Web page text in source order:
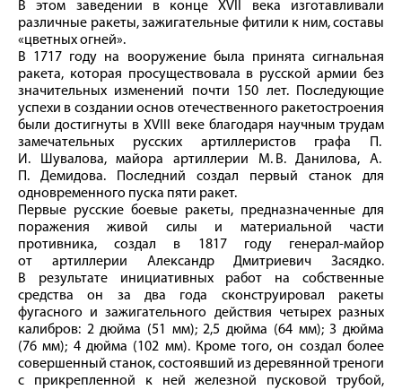
В этом заведении в конце ХVII века изготавливали
различные ракеты, зажигательные фитили к ним, составы
«цветных огней».
В 1717 году на вооружение была принята сигнальная
ракета, которая просуществовала в русской армии без
значительных изменений почти 150 лет. Последующие
успехи в создании основ отечественного ракетостроения
были достигнуты в ХVIII веке благодаря научным трудам
замечательных русских артиллеристов графа П.
И. Шувалова, майора артиллерии М. В. Данилова, А.
П. Демидова. Последний создал первый станок для
одновременного пуска пяти ракет.
Первые русские боевые ракеты, предназначенные для
поражения живой силы и материальной части
противника, создал в 1817 году генерал-майор
от артиллерии Александр Дмитриевич Засядко.
В результате инициативных работ на собственные
средства он за два года сконструировал ракеты
фугасного и зажигательного действия четырех разных
калибров: 2 дюйма (51 мм); 2,5 дюйма (64 мм); 3 дюйма
(76 мм); 4 дюйма (102 мм). Кроме того, он создал более
совершенный станок, состоявший из деревянной треноги
с прикрепленной к ней железной пусковой трубой,